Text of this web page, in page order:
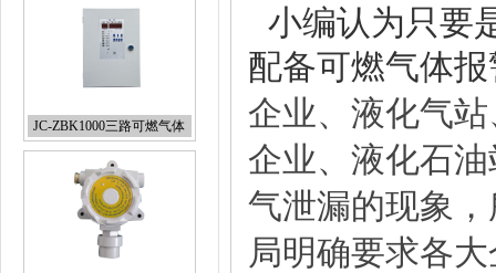
JC-ZBK1000三路可燃气体
报警控制器
小编认为只要
配备可燃气体
企业、液化气
企业、液化石
气泄漏的现象
局明确要求各